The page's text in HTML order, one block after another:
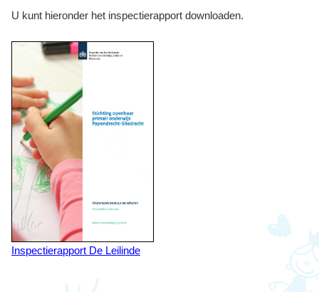
U kunt hieronder het inspectierapport downloaden.
Inspectierapport De Leilinde